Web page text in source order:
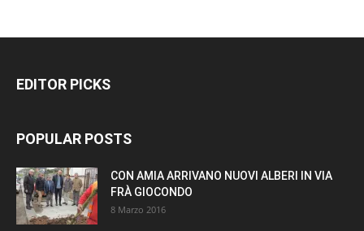
EDITOR PICKS
POPULAR POSTS
CON AMIA ARRIVANO NUOVI ALBERI IN VIA
FRÀ GIOCONDO
8 Marzo 2016